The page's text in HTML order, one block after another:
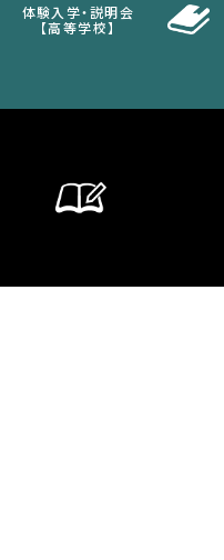
体験入学・説明会
【高等学校】